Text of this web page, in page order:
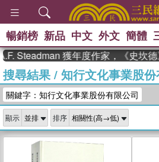
熱搜： 東
、 The
史是一群喵
獎 臺灣漫
登輝時代
偉大的迷走
暢銷榜 新品 中文 外文 簡體
獲年度作家，《史坎德》系列
搜尋結果/ 知行文化事業股
關鍵字：知行文化事業股份有限公司
顯示 排序